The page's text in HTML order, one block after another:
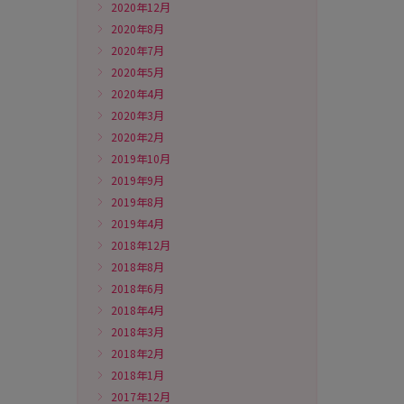
2020年12月
2020年8月
2020年7月
2020年5月
2020年4月
2020年3月
2020年2月
2019年10月
2019年9月
2019年8月
2019年4月
2018年12月
2018年8月
2018年6月
2018年4月
2018年3月
2018年2月
2018年1月
2017年12月